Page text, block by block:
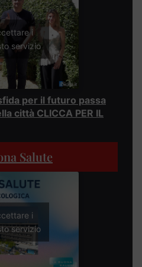
i
servizio
per il futuro passa
città CLICCA PER IL
Salute
i
servizio